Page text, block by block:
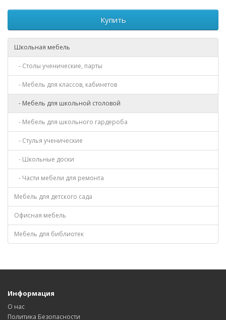
Купить
Школьная мебель
- Столы ученические, парты
- Мебель для классов, кабинетов
- Мебель для школьной столовой
- Мебель для школьного гардероба
- Стулья ученические
- Школьные доски
- Части мебели для ремонта
Мебель для детского сада
Офисная мебель
Мебель для библиотек
Информация
О нас
Политика Безопасности